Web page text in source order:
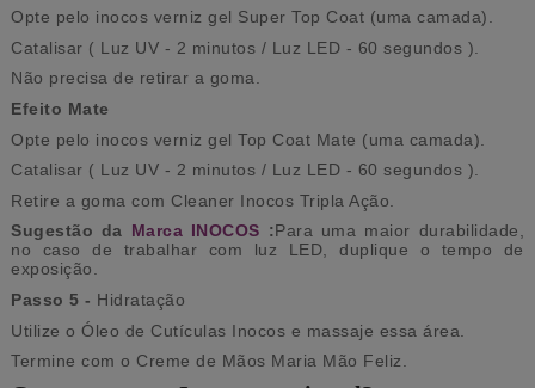
Opte pelo inocos verniz gel Super Top Coat (uma camada).
Catalisar ( Luz UV - 2 minutos / Luz LED - 60 segundos ).
Não precisa de retirar a goma.
Efeito Mate
Opte pelo inocos verniz gel Top Coat Mate (uma camada).
Catalisar ( Luz UV - 2 minutos / Luz LED - 60 segundos ).
Retire a goma com Cleaner Inocos Tripla Ação.
Sugestão da Marca INOCOS :Para uma maior durabilidade,
no caso de trabalhar com luz LED, duplique o tempo de
exposição.
Passo 5 - Hidratação
Utilize o Óleo de Cutículas Inocos e massaje essa área.
Termine com o Creme de Mãos Maria Mão Feliz.